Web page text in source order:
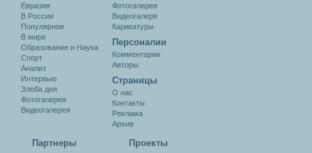
Евразия
В России
Популярное
В мире
Образование и Наука
Спорт
Анализ
Интервью
Злоба дня
Фотогалерея
Видеогалерея
Фотогалерея
Видеогалеря
Карикатуры
Персоналии
Комментарии
Авторы
Cтраницы
О нас
Контакты
Реклама
Архив
Партнеры Проекты